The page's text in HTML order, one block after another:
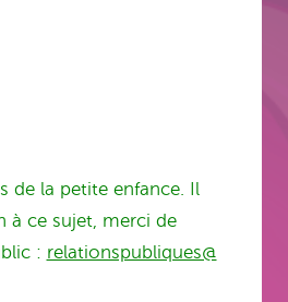
de la petite enfance. Il
à ce sujet, merci de
: relationspubliques@